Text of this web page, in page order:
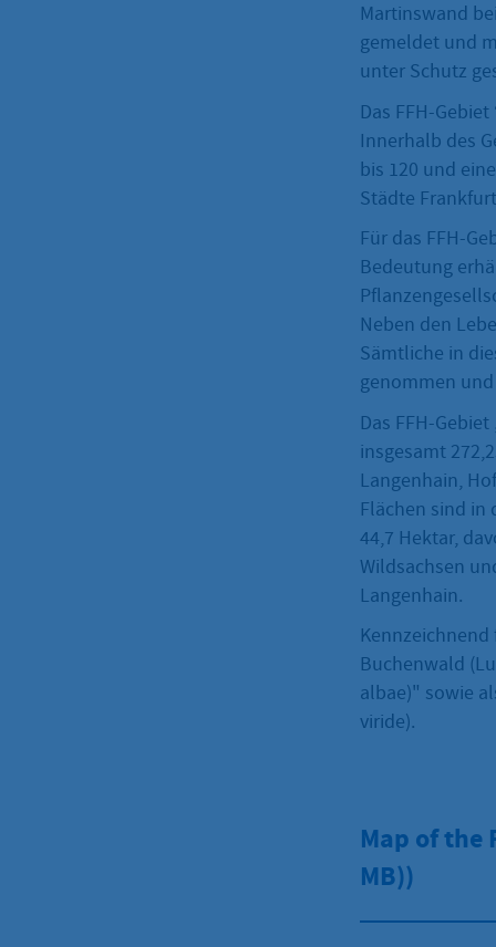
Martinswand
gemeldet und
unter Schutz
Das FFH-Gebiet
Innerhalb des
bis 120 und
Städte
Für das FFH-
Bedeutung
Neben den
Sämtliche in
genommen
Das FFH-Gebiet
insgesamt
Langenhain,
Flächen sind in
44,7 Hektar,
Wildsachsen
Langenhain.
Buchenwald
albae)" sowie
viride).
Map of the
MB))